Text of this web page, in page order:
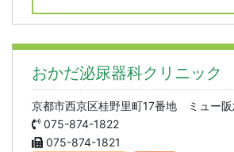
おかだ泌尿器科クリニック
京都市西京区桂野里町17番地 ミュー
075-874-1822
075-874-1821